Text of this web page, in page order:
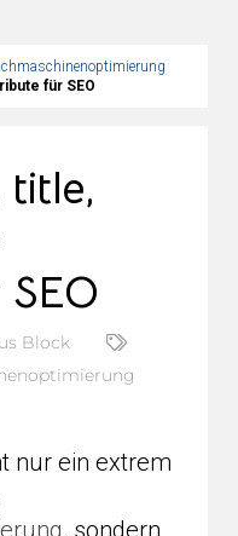
für SEO
Block
nur ein extrem
, sondern